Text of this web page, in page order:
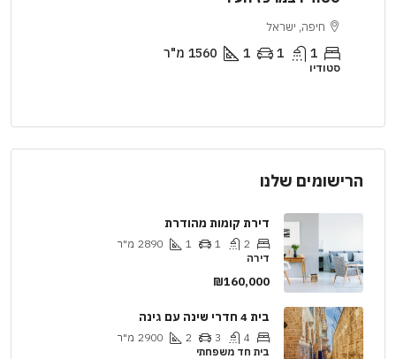
ירושלים, ישראל
2
1
1
2890 מ"ר
דירה
הרישומים שלנו
דירת קומות מהודרת
2
1
1
2890 מ"ר
דירה
₪160,000
בית 4 חדרי שינה עם גינה
4
3
2
2900 מ"ר
בית חד משפחתי